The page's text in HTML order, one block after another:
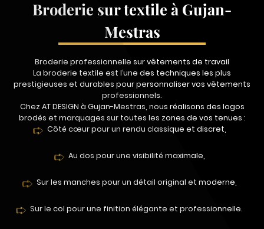
Broderie sur textile à Gujan-
Mestras
Broderie professionnelle sur vêtements de travail
La broderie textile est l’une des techniques les plus
prestigieuses et durables pour personnaliser vos vêtements
professionnels.
Chez AT DESIGN à Gujan-Mestras, nous réalisons des logos
brodés et marquages sur toutes les zones de vos tenues :
Côté cœur pour un rendu classique et discret,
Au dos pour une visibilité maximale,
Sur les manches pour un détail original et moderne,
Sur le col pour une finition élégante et professionnelle.